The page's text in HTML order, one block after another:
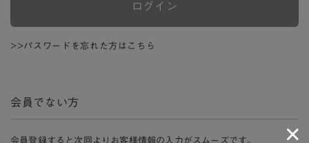
ログイン
>>パスワードを忘れた方はこちら
会員でない方
会員登録すると次回よりお客様情報の入力がスムーズです。